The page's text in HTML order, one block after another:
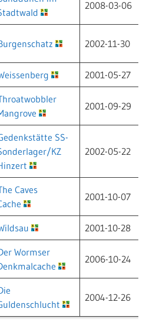
2008-03-06
2002-11-30
2001-05-27
2001-09-29
SS-
KZ
2002-05-22
Caves
2001-10-07
2001-10-28
Wormser
2006-10-24
2004-12-26